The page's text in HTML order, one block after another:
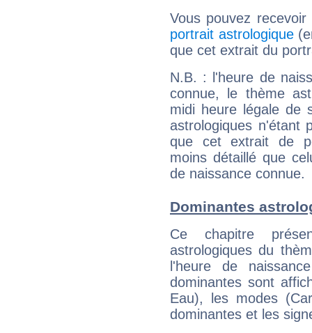
Vous pouvez
portrait astrologique
que cet extrait du
N.B. : l'heure de
connue, le thème
midi heure légale de
astrologiques n'étant
que cet extrait de
moins détaillé que
de naissance connue.
Dominantes
Ce chapitre
astrologiques du
l'heure de
dominantes sont
Eau), les modes
dominantes et les